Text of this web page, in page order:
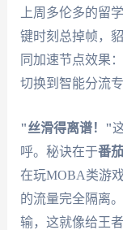
上周多伦多的留
键时刻总掉帧，
同加速节点效果
切换到智能分流
"丝滑得离谱！"
呼。秘诀在于番
在玩MOBA类游
的流量完全隔离
输，这就像给王